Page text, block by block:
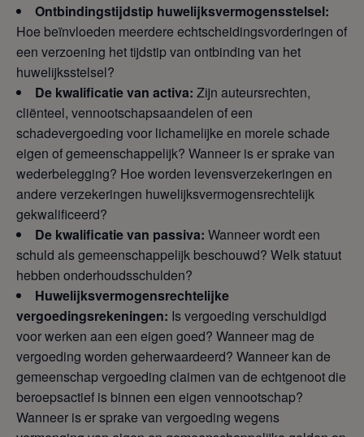
Ontbindingstijdstip huwelijksvermogensstelsel:
Hoe beïnvloeden meerdere echtscheidingsvorderingen of
een verzoening het tijdstip van ontbinding van het
huwelijksstelsel?
De kwalificatie van activa: Zijn auteursrechten,
cliënteel, vennootschapsaandelen of een
schadevergoeding voor lichamelijke en morele schade
eigen of gemeenschappelijk? Wanneer is er sprake van
wederbelegging? Hoe worden levensverzekeringen en
andere verzekeringen huwelijksvermogensrechtelijk
gekwalificeerd?
De kwalificatie van passiva: Wanneer wordt een
schuld als gemeenschappelijk beschouwd? Welk statuut
hebben onderhoudsschulden?
Huwelijksvermogensrechtelijke
vergoedingsrekeningen: Is vergoeding verschuldigd
voor werken aan een eigen goed? Wanneer mag de
vergoeding worden geherwaardeerd? Wanneer kan de
gemeenschap vergoeding claimen van de echtgenoot die
beroepsactief is binnen een eigen vennootschap?
Wanneer is er sprake van vergoeding wegens